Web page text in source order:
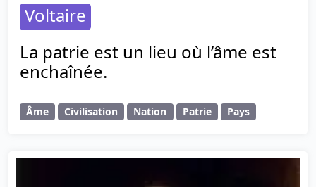
Voltaire
La patrie est un lieu où l’âme est
enchaînée.
Âme Civilisation Nation Patrie Pays